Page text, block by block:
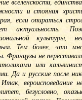
и стояния
если опираться
актуальность.
культуры,
Тем более, что
Французы не
или
Да и русские после
вероисповедание
безусловно,